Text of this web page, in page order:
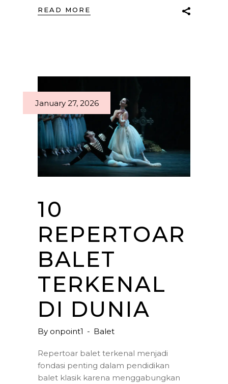
READ MORE
January 27, 2026
10
REPERTOAR
BALET
TERKENAL
DI DUNIA
By onpoint1 Balet
Repertoar balet terkenal menjadi
fondasi penting dalam pendidikan
balet klasik karena menggabungkan